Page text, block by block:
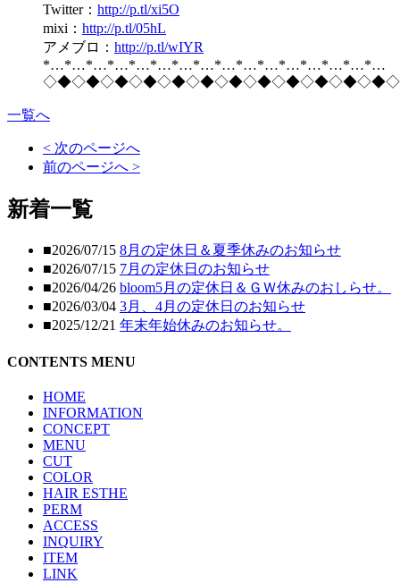
Twitter： http://p.tl/xi5O
mixi： http://p.tl/05hL
アメブロ： http://p.tl/wIYR
*…*…*…*…*…*…*…*…*…*…*…*…*…*…*…*…
一覧へ
< 次のページへ
前のページへ >
新着一覧
■2026/07/15 8月の定休日＆夏季休みのお知らせ
■2026/07/15 7月の定休日のお知らせ
■2026/04/26 bloom5月の定休日＆ＧＷ休みのおしらせ。
■2026/03/04 3月、4月の定休日のお知らせ
■2025/12/21 年末年始休みのお知らせ。
CONTENTS MENU
HOME
INFORMATION
CONCEPT
MENU
CUT
COLOR
HAIR ESTHE
PERM
ACCESS
INQUIRY
ITEM
LINK